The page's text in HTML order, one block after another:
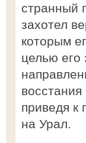
странный
захотел
которым
целью его
приведя к
на Урал.